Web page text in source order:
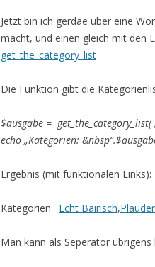
Jetzt bin ich gerdae über eine
macht, und einen gleich mit den
get_the_category_list
Die Funktion gibt die
$ausgabe = get_the_category_list(
echo „Kategorien:
Ergebnis (mit funktionalen Links):
Kategorien: Echt Bairisch,
Man kann als Seperator